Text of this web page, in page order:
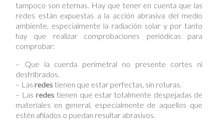
tampoco son eternas. Hay que tener en cuenta que las
redes están expuestas a la acción abrasiva del medio
ambiente, especialmente la radiación solar y por tanto
hay que realizar comprobaciones periódicas para
comprobar:
– Que la cuerda perimetral no presente cortes ni
desfribrados.
– Las redes tienen que estar perfectas, sin roturas.
– Las redes tienen que estar totalmente despejadas de
materiales en general, especialmente de aquellos que
estén afilados o puedan resultar abrasivos.